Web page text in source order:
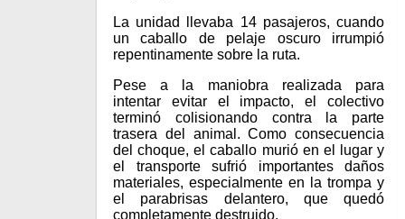
La unidad llevaba 14 pasajeros, cuando
un caballo de pelaje oscuro irrumpió
repentinamente sobre la ruta.
Pese a la maniobra realizada para
intentar evitar el impacto, el colectivo
terminó colisionando contra la parte
trasera del animal. Como consecuencia
del choque, el caballo murió en el lugar y
el transporte sufrió importantes daños
materiales, especialmente en la trompa y
el parabrisas delantero, que quedó
completamente destruido.